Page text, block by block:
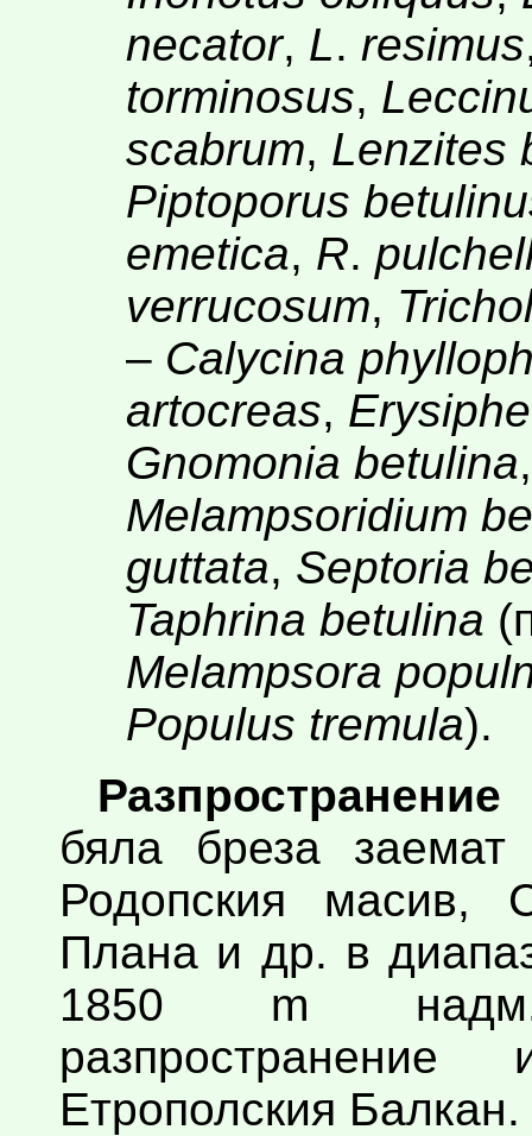
necator, L. resimus
torminosus,
scabrum, Lenzites
Piptoporus
emetica, R.
verrucosum,
– Calycina
artocreas,
Gnomonia betulina
Melampsoridium
guttata, Septoria
Taphrina betulina
Melampsora
Populus tremula).
бяла бреза
Родопския масив,
Плана и др. в
1850 m
Етрополския Балкан.